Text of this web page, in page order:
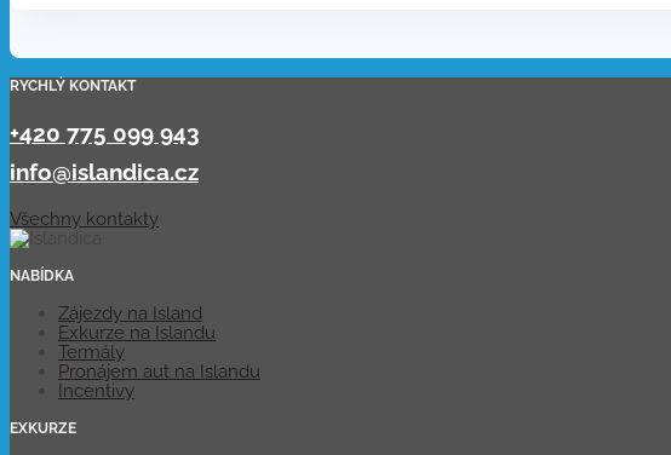
RYCHLÝ KONTAKT
+420 775 099 943
info@islandica.cz
Všechny kontakty
NABÍDKA
Zájezdy na Island
Exkurze na Islandu
Termály
Pronájem aut na Islandu
Incentivy
EXKURZE